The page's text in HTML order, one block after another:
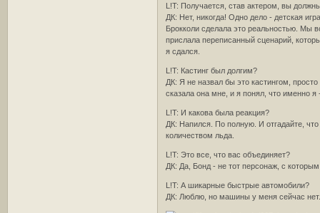
L!T: Получается, став актером, вы
ДК: Нет, никогда! Одно дело - детская
Брокколи сделала это реальностью. Мы
прислала переписанный сценарий,
я сдался.
L!T: Кастинг был долгим?
ДК: Я не назвал бы это кастингом,
сказала она мне, и я понял, что именно
L!T: И какова была реакция?
ДК: Напился. По полную. И отгадайте,
количеством льда.
L!T: Это все, что вас объединяет?
ДК: Да, Бонд - не тот персонаж, с
L!T: А шикарные быстрые автомобили?
ДК: Люблю, но машины у меня сейчас